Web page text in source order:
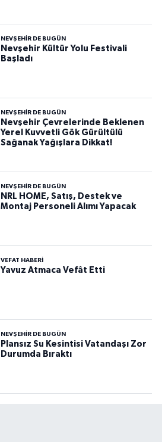
NEVŞEHIR DE BUGÜN
Nevşehir Kültür Yolu Festivali
Başladı
NEVŞEHIR DE BUGÜN
Nevşehir Çevrelerinde Beklenen
Yerel Kuvvetli Gök Gürültülü
Sağanak Yağışlara Dikkat!
NEVŞEHIR DE BUGÜN
NRL HOME, Satış, Destek ve
Montaj Personeli Alımı Yapacak
VEFAT HABERI
Yavuz Atmaca Vefât Etti
NEVŞEHIR DE BUGÜN
Plansız Su Kesintisi Vatandaşı Zor
Durumda Bıraktı